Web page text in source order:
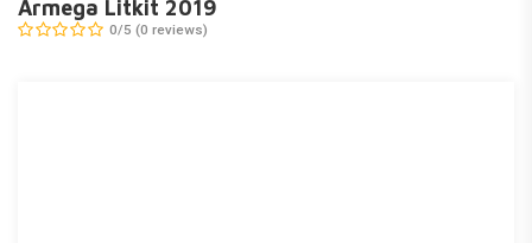
Armega Litkit 2019
0/5 (0 reviews)